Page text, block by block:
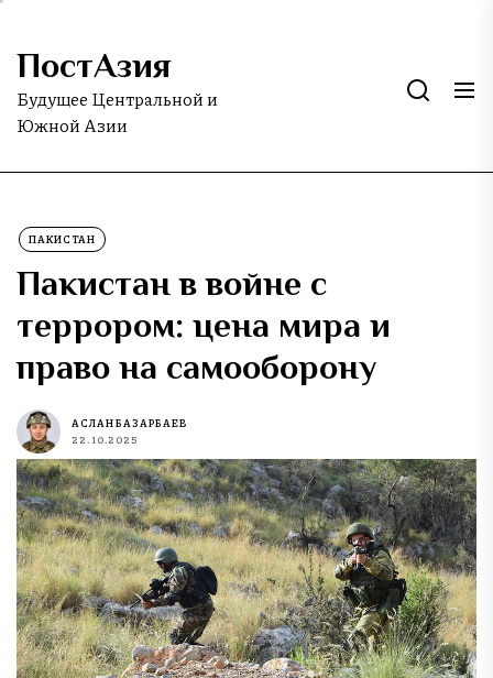
Skip
the
content
ПостАзия
Будущее Центральной и
Южной Азии
ПАКИСТАН
Пакистан в войне с
террором: цена мира и
право на самооборону
АСЛАН БАЗАРБАЕВ
22.10.2025